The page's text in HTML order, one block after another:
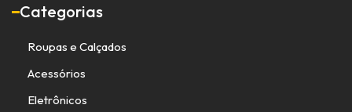
Categorias
Roupas e Calçados
Acessórios
Eletrônicos